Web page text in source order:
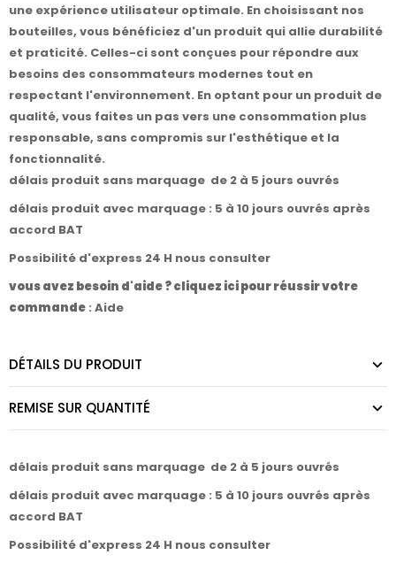
une expérience utilisateur optimale. En choisissant nos
bouteilles, vous bénéficiez d'un produit qui allie durabilité
et praticité. Celles-ci sont conçues pour répondre aux
besoins des consommateurs modernes tout en
respectant l'environnement. En optant pour un produit de
qualité, vous faites un pas vers une consommation plus
responsable, sans compromis sur l'esthétique et la
fonctionnalité.
délais produit sans marquage de 2 à 5 jours ouvrés
délais produit avec marquage : 5 à 10 jours ouvrés après
accord BAT
Possibilité d'express 24 H nous consulter
vous avez besoin d'aide ? cliquez ici pour réussir votre
commande : Aide
DÉTAILS DU PRODUIT
REMISE SUR QUANTITÉ
délais produit sans marquage de 2 à 5 jours ouvrés
délais produit avec marquage : 5 à 10 jours ouvrés après
accord BAT
Possibilité d'express 24 H nous consulter